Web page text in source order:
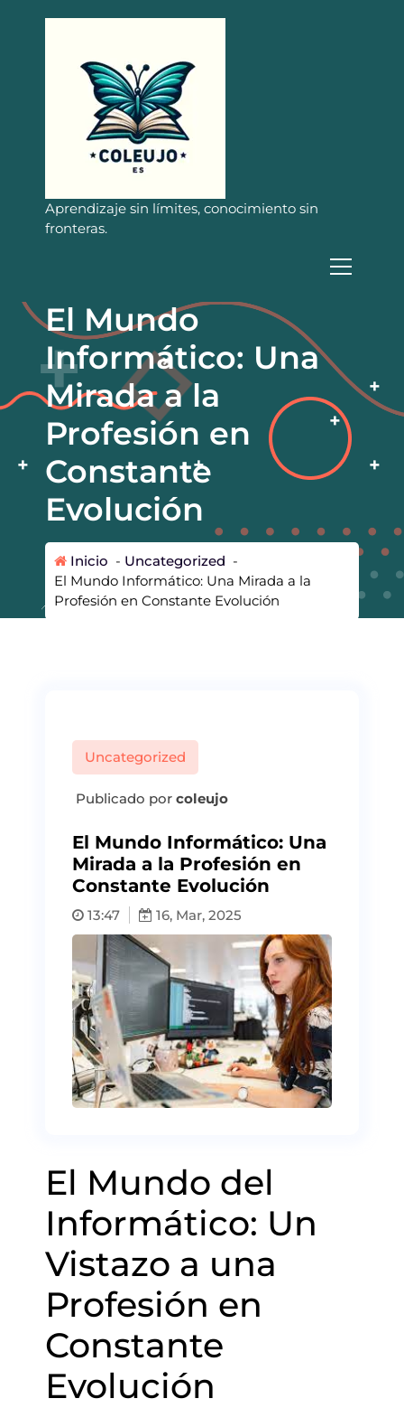
Aprendizaje sin límites, conocimiento sin
fronteras.
El Mundo
Informático: Una
Mirada a la
Profesión en
Constante
Evolución
Inicio - Uncategorized -
El Mundo Informático: Una Mirada a la
Profesión en Constante Evolución
Uncategorized
Publicado por coleujo
El Mundo Informático: Una
Mirada a la Profesión en
Constante Evolución
13:47 16, Mar, 2025
El Mundo del
Informático: Un
Vistazo a una
Profesión en
Constante
Evolución